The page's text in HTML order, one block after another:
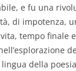
e fu una
di impotenza,
tempo finale
della